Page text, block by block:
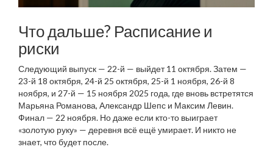
Что дальше? Расписание и
риски
Следующий выпуск — 22-й — выйдет 11 октября. Затем —
23-й 18 октября, 24-й 25 октября, 25-й 1 ноября, 26-й 8
ноября, и 27-й — 15 ноября 2025 года, где вновь встретятся
Марьяна Романова, Александр Шепс и Максим Левин.
Финал — 22 ноября. Но даже если кто-то выиграет
«золотую руку» — деревня всё ещё умирает. И никто не
знает, что будет после.